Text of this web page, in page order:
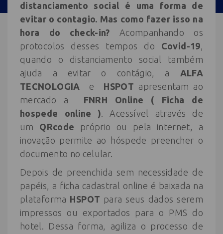
distanciamento social é uma forma de
evitar o contagio. Mas como fazer isso na
hora do check-in? Acompanhando os
protocolos desses tempos do Covid-19,
quando o distanciamento social também
ajuda a evitar o contágio, a ALFA
TECNOLOGIA e HSPOT apresentam ao
mercado a FNRH Online ( Ficha de
hospede online ). Acessível através de
um QRcode próprio ou pela internet, a
inovação permite ao hóspede preencher o
documento no celular.
Depois de preenchida sem necessidade de
papéis, a ficha cadastral online é baixada na
plataforma HSPOT para seus dados serem
impressos ou exportados para o PMS do
hotel. Dessa forma, agiliza o processo de